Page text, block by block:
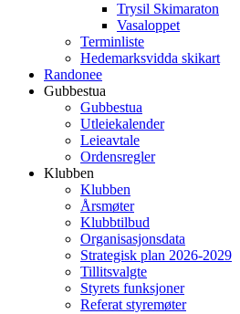
Trysil Skimaraton
Vasaloppet
Terminliste
Hedemarksvidda skikart
Randonee
Gubbestua
Gubbestua
Utleiekalender
Leieavtale
Ordensregler
Klubben
Klubben
Årsmøter
Klubbtilbud
Organisasjonsdata
Strategisk plan 2026-2029
Tillitsvalgte
Styrets funksjoner
Referat styremøter